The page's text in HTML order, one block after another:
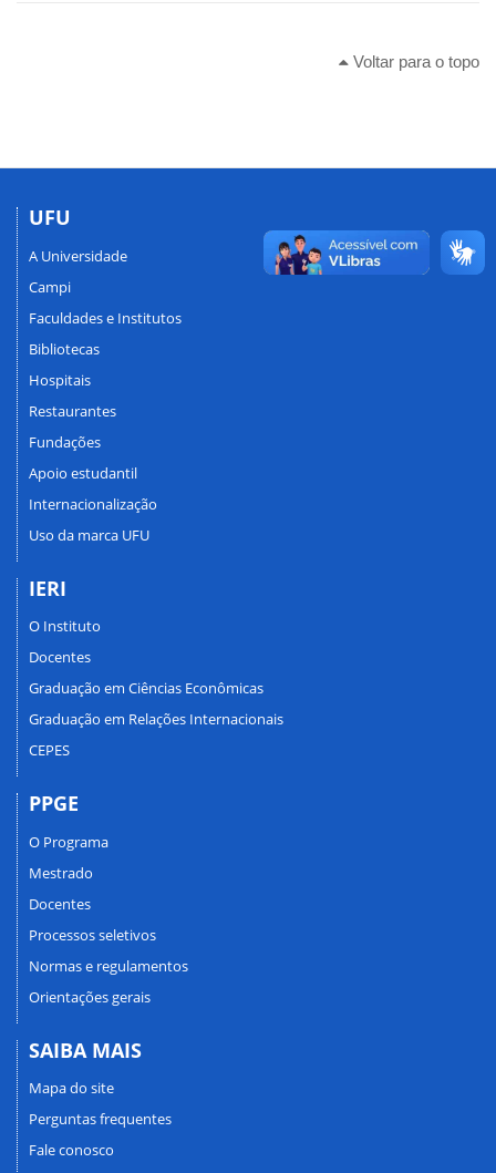
Voltar para o topo
UFU
A Universidade
Campi
Faculdades e Institutos
Bibliotecas
Hospitais
Restaurantes
Fundações
Apoio estudantil
Internacionalização
Uso da marca UFU
IERI
O Instituto
Docentes
Graduação em Ciências Econômicas
Graduação em Relações Internacionais
CEPES
PPGE
O Programa
Mestrado
Docentes
Processos seletivos
Normas e regulamentos
Orientações gerais
SAIBA MAIS
Mapa do site
Perguntas frequentes
Fale conosco